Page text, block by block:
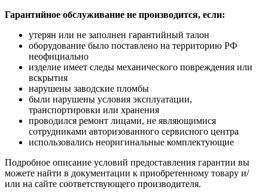
Гарантийное обслуживание не производится, если:
утерян или не заполнен гарантийный талон
оборудование было поставлено на территорию РФ
неофициально
изделие имеет следы механического повреждения или
вскрытия
нарушены заводские пломбы
были нарушены условия эксплуатации,
транспортировки или хранения
проводился ремонт лицами, не являющимися
сотрудниками авторизованного сервисного центра
использовались неоригинальные комплектующие
Подробное описание условий предоставления гарантии вы
можете найти в документации к приобретенному товару и/
или на сайте соответствующего производителя.